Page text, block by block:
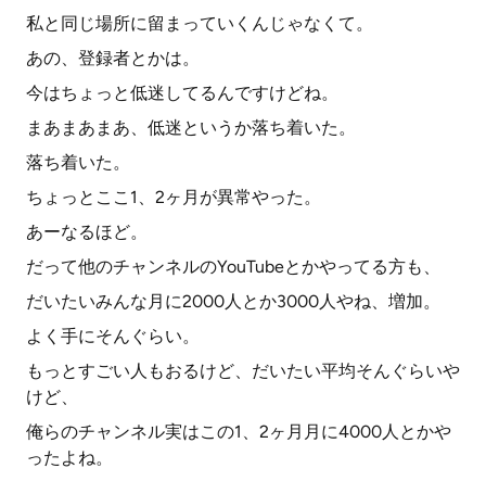
私と同じ場所に留まっていくんじゃなくて。
あの、登録者とかは。
今はちょっと低迷してるんですけどね。
まあまあまあ、低迷というか落ち着いた。
落ち着いた。
ちょっとここ1、2ヶ月が異常やった。
あーなるほど。
だって他のチャンネルのYouTubeとかやってる方も、
だいたいみんな月に2000人とか3000人やね、増加。
よく手にそんぐらい。
もっとすごい人もおるけど、だいたい平均そんぐらいや
けど、
俺らのチャンネル実はこの1、2ヶ月月に4000人とかや
ったよね。